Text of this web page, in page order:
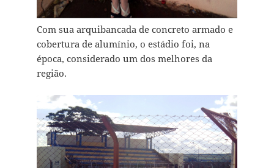
Com sua arquibancada de concreto armado e
cobertura de alumínio, o estádio foi, na
época, considerado um dos melhores da
região.